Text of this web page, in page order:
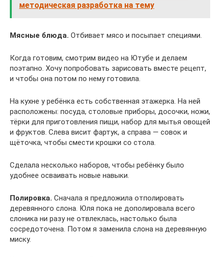
методическая разработка на тему
Мясные блюда. Отбивает мясо и посыпает специями.
Когда готовим, смотрим видео на Ютубе и делаем
поэтапно. Хочу попробовать зарисовать вместе рецепт,
и чтобы она потом по нему готовила.
На кухне у ребёнка есть собственная этажерка. На ней
расположены: посуда, столовые приборы, досочки, ножи,
тёрки для приготовления пищи, набор для мытья овощей
и фруктов. Слева висит фартук, а справа — совок и
щёточка, чтобы смести крошки со стола.
Сделала несколько наборов, чтобы ребёнку было
удобнее осваивать новые навыки.
Полировка. Сначала я предложила отполировать
деревянного слона. Юля пока не дополировала всего
слоника ни разу не отвлеклась, настолько была
сосредоточена. Потом я заменила слона на деревянную
миску.